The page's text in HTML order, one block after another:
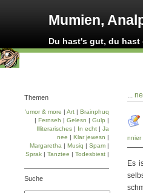
Mumien,
Du hast's gut, du
...
nnier
Es
Themen
'umor & more | Art | Brainphuq
| Fernseh | Gelesn | Gulp |
Illiterarisches | In echt | Ja
nee | Klar jewesn |
Margaretha | Musiq | Spam |
Sprak | Tanztee | Todesbiest |
Suche